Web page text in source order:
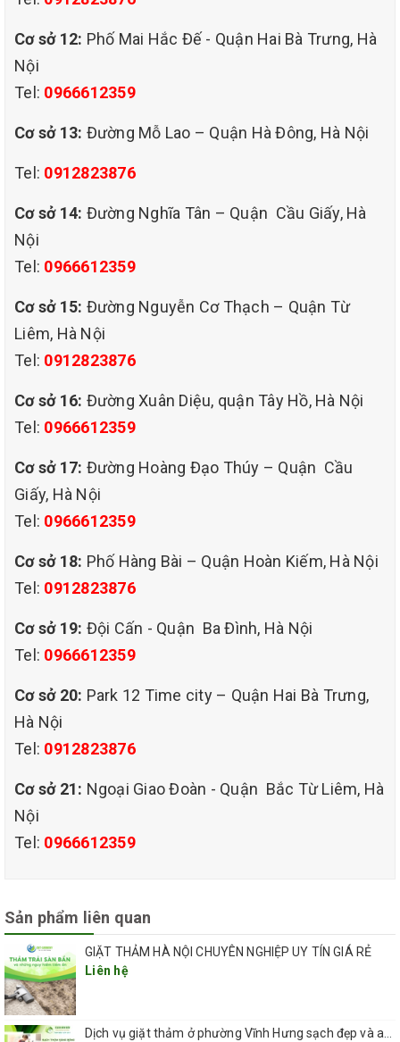
ngoài việc nhanh chóng làm sạch và loại trừ khuẩn hại ký
sinh trên thảm trả lại cho bạn môi trường làm việc trong
lành nhất. Dịch vụ giặt thảm chúng tôi còn hướng đến các
yếu tố về : thời gian thi công, thời gian thảm khô …QHT
VIỆT NAM là nhà cung cấp dịch vụ giặt thảm, giặt ghế
sofa…chuyên nghiệp bậc nhất hiện nay. Chúng tôi luôn
tạo dựng niềm tin cho khách hàng bằng chính chất lượng
của sản phẩm dịch vụ mà chúng tôi cung cấp kèm theo đó
là những chuẩn mực về giá thành của các sản phẩm dịch
Kinh nghiệm chuyên môn của chúng tôi là chìa khóa để
cạnh tranh. Tại Quận CẦU GIẤY với đội ngũ nhân viên
giàu kinh nghiệm và thân thiện, luôn luôn đáp ứng mọi yêu
chúng tôi sử dụng các loại máy móc, thiết bị chất lượng
cao nhằm mang lại lợi ích tối đa cho quý khách.QHT VIỆT
NAM luôn luôn phục vụ khách hàng với chất lượng dịch vụ
cao nhất.
QHT VIỆT NAM CUNG CẤP
– Dịch vụ giặt thảm văn phòng.
– Dịch vụ giặt thảm nhà riêng, biệt thự.
Cơ sở 12: Phố Mai Hắc Đế - Quận Hai Bà Trưng, Hà
Nội
Tel: 0966612359
Cơ sở 13: Đường Mỗ Lao – Quận Hà Đông, Hà Nội
Tel: 0912823876
Cơ sở 14: Đường Nghĩa Tân – Quận Cầu Giấy, Hà
Nội
Tel: 0966612359
Cơ sở 15: Đường Nguyễn Cơ Thạch – Quận Từ
Liêm, Hà Nội
Tel: 0912823876
Cơ sở 16: Đường Xuân Diệu, quận Tây Hồ, Hà Nội
Tel: 0966612359
Cơ sở 17: Đường Hoàng Đạo Thúy – Quận Cầu
Giấy, Hà Nội
Tel: 0966612359
Cơ sở 18: Phố Hàng Bài – Quận Hoàn Kiếm, Hà Nội
Tel: 0912823876
Cơ sở 19: Đội Cấn - Quận Ba Đình, Hà Nội
Tel: 0966612359
Cơ sở 20: Park 12 Time city – Quận Hai Bà Trưng,
Hà Nội
Tel: 0912823876
Cơ sở 21: Ngoại Giao Đoàn - Quận Bắc Từ Liêm, Hà
Nội
Tel: 0966612359
Sản phẩm liên quan
GIẶT THẢM HÀ NỘI CHUYÊN NGHIỆP UY TÍN GIÁ RẺ
Liên hệ
Dịch vụ giặt thảm ở phường Vĩnh Hưng sạch đẹp và an toàn 2026